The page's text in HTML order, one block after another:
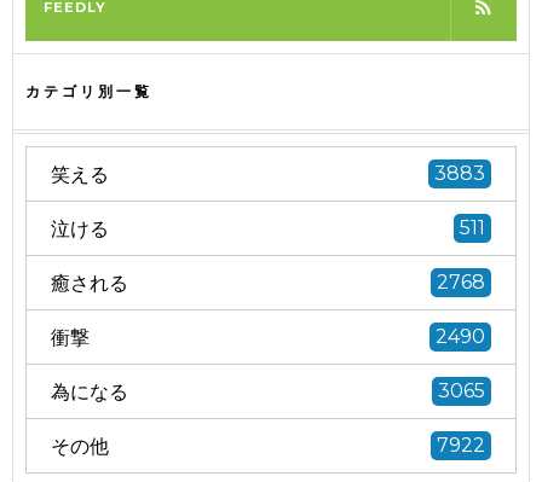
FEEDLY
カテゴリ別一覧
笑える 3883
泣ける 511
癒される 2768
衝撃 2490
為になる 3065
その他 7922